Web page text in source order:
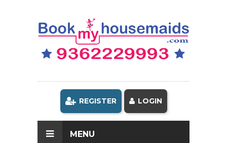
REGISTER LOGIN
MENU